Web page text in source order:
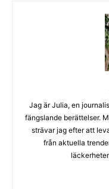
Jag är Julia, en
fängslande berättelser.
strävar jag efter att
från aktuella